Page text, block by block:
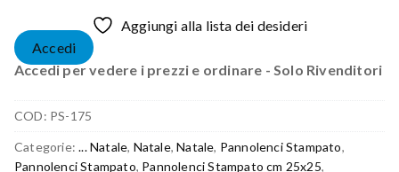
Aggiungi alla lista dei desideri
Accedi
Accedi per vedere i prezzi e ordinare - Solo Rivenditori
COD: PS-175
Categorie:... Natale, Natale,Natale, Pannolenci Stampato,
Pannolenci Stampato, Pannolenci Stampato cm 25x25,